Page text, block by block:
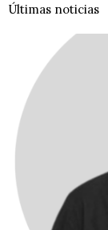
Últimas noticias